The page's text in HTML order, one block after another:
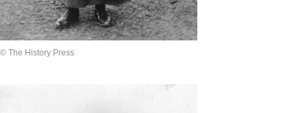
© The History Press